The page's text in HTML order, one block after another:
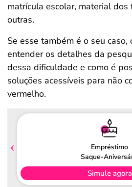
matrícula escolar, material dos
outras.
Se esse também é o seu
entender os detalhes da
dessa dificuldade e como é
soluções acessíveis para não
vermelho.
Empréstimo
Saque-
Simule agora